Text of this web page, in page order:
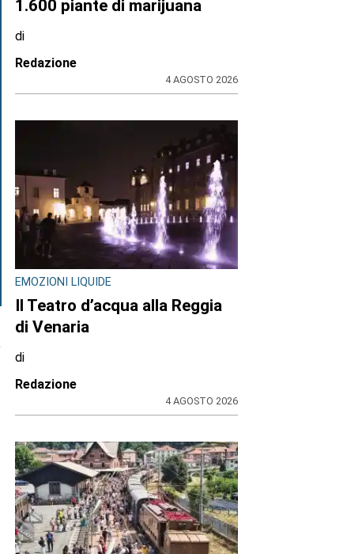
1.600 piante di marijuana
di
Redazione
4 AGOSTO 2026
EMOZIONI LIQUIDE
Il Teatro d’acqua alla Reggia
di Venaria
di
Redazione
4 AGOSTO 2026